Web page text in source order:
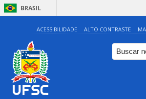
BRASIL
ACESSIBILIDADE ALTO CONTRASTE